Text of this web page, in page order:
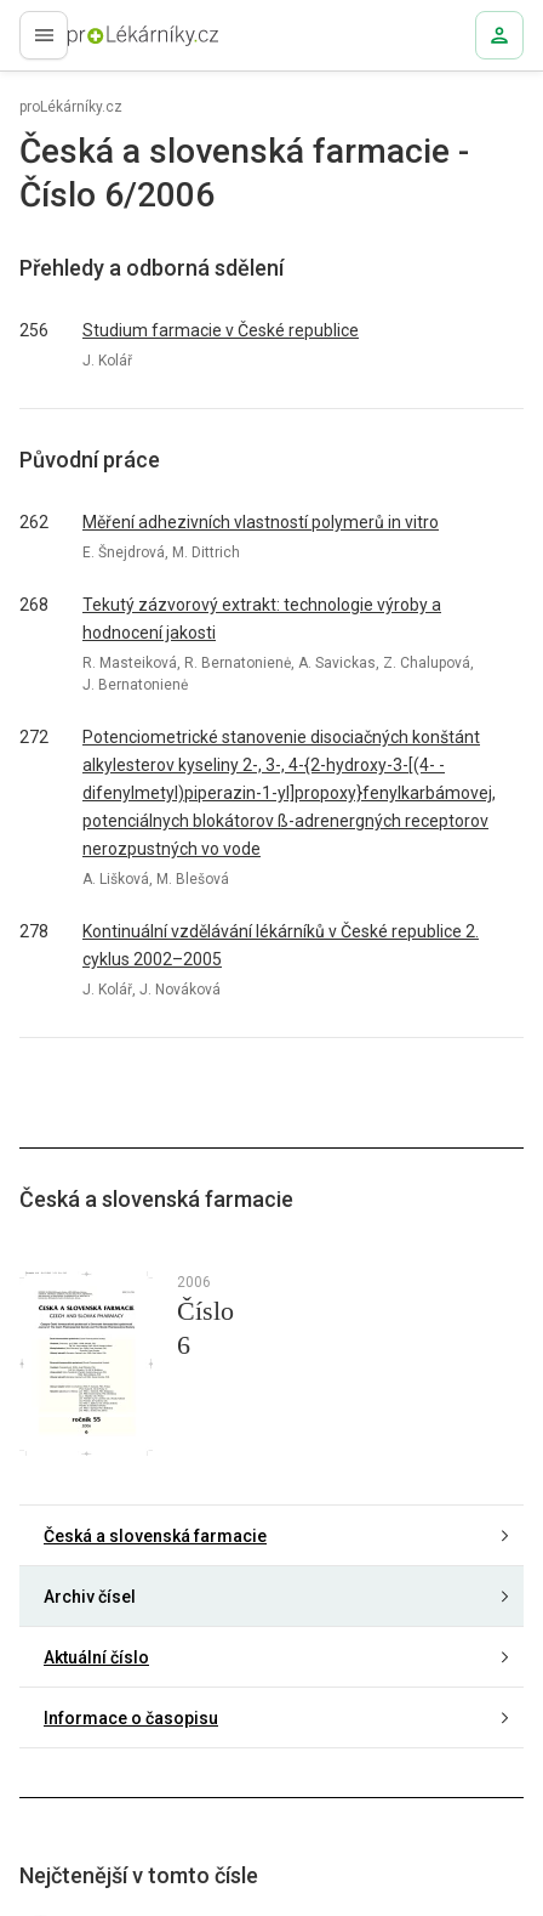
proLékaře.cz
proLékárníky.cz
Česká a slovenská farmacie -
Číslo 6/2006
Přehledy a odborná sdělení
256 Studium farmacie v České republice
J. Kolář
Původní práce
262 Měření adhezivních vlastností polymerů in vitro
E. Šnejdrová, M. Dittrich
268
Tekutý zázvorový extrakt: technologie výroby a
hodnocení jakosti
R. Masteiková, R. Bernatonienė, A. Savickas, Z. Chalupová,
J. Bernatonienė
272
Potenciometrické stanovenie disociačných konštánt
alkylesterov kyseliny 2-, 3-, 4-{2-hydroxy-3-[(4- -
difenylmetyl)piperazin-1-yl]propoxy}fenylkarbámovej,
potenciálnych blokátorov ß-adrenergných receptorov
nerozpustných vo vode
A. Lišková, M. Blešová
278
Kontinuální vzdělávání lékárníků v České republice 2.
cyklus 2002–2005
J. Kolář, J. Nováková
Česká a slovenská farmacie
2006
Číslo
6
Česká a slovenská farmacie
Archiv čísel
Aktuální číslo
Informace o časopisu
Nejčtenější v tomto čísle